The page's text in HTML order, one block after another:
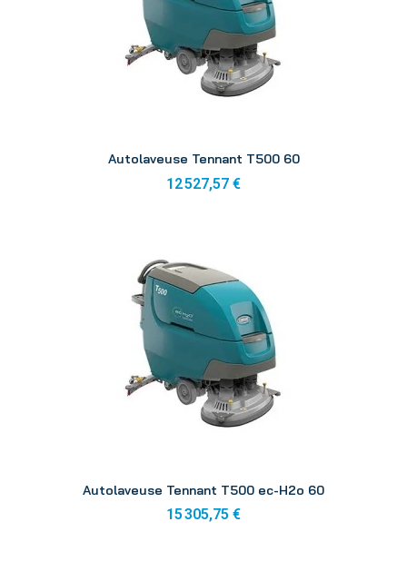
Autolaveuse Tennant T500 60
12 527,57 €
Autolaveuse Tennant T500 ec-H2o 60
15 305,75 €